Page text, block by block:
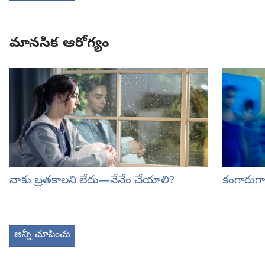
మానసిక ఆరోగ్యం
నాకు బ్రతకాలని లేదు—నేనేం చేయాలి?
అన్నీ చూపించు